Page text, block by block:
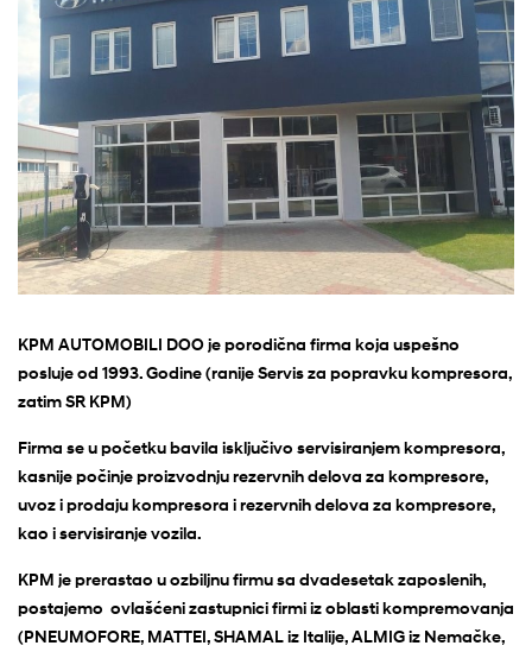
KPM AUTOMOBILI DOO je porodična firma koja uspešno
posluje od 1993. Godine (ranije Servis za popravku kompresora,
zatim SR KPM)
Firma se u početku bavila isključivo servisiranjem kompresora,
kasnije počinje proizvodnju rezervnih delova za kompresore,
uvoz i prodaju kompresora i rezervnih delova za kompresore,
kao i servisiranje vozila.
KPM je prerastao u ozbiljnu firmu sa dvadesetak zaposlenih,
postajemo ovlašćeni zastupnici firmi iz oblasti kompremovanja
(PNEUMOFORE, MATTEI, SHAMAL iz Italije, ALMIG iz Nemačke,